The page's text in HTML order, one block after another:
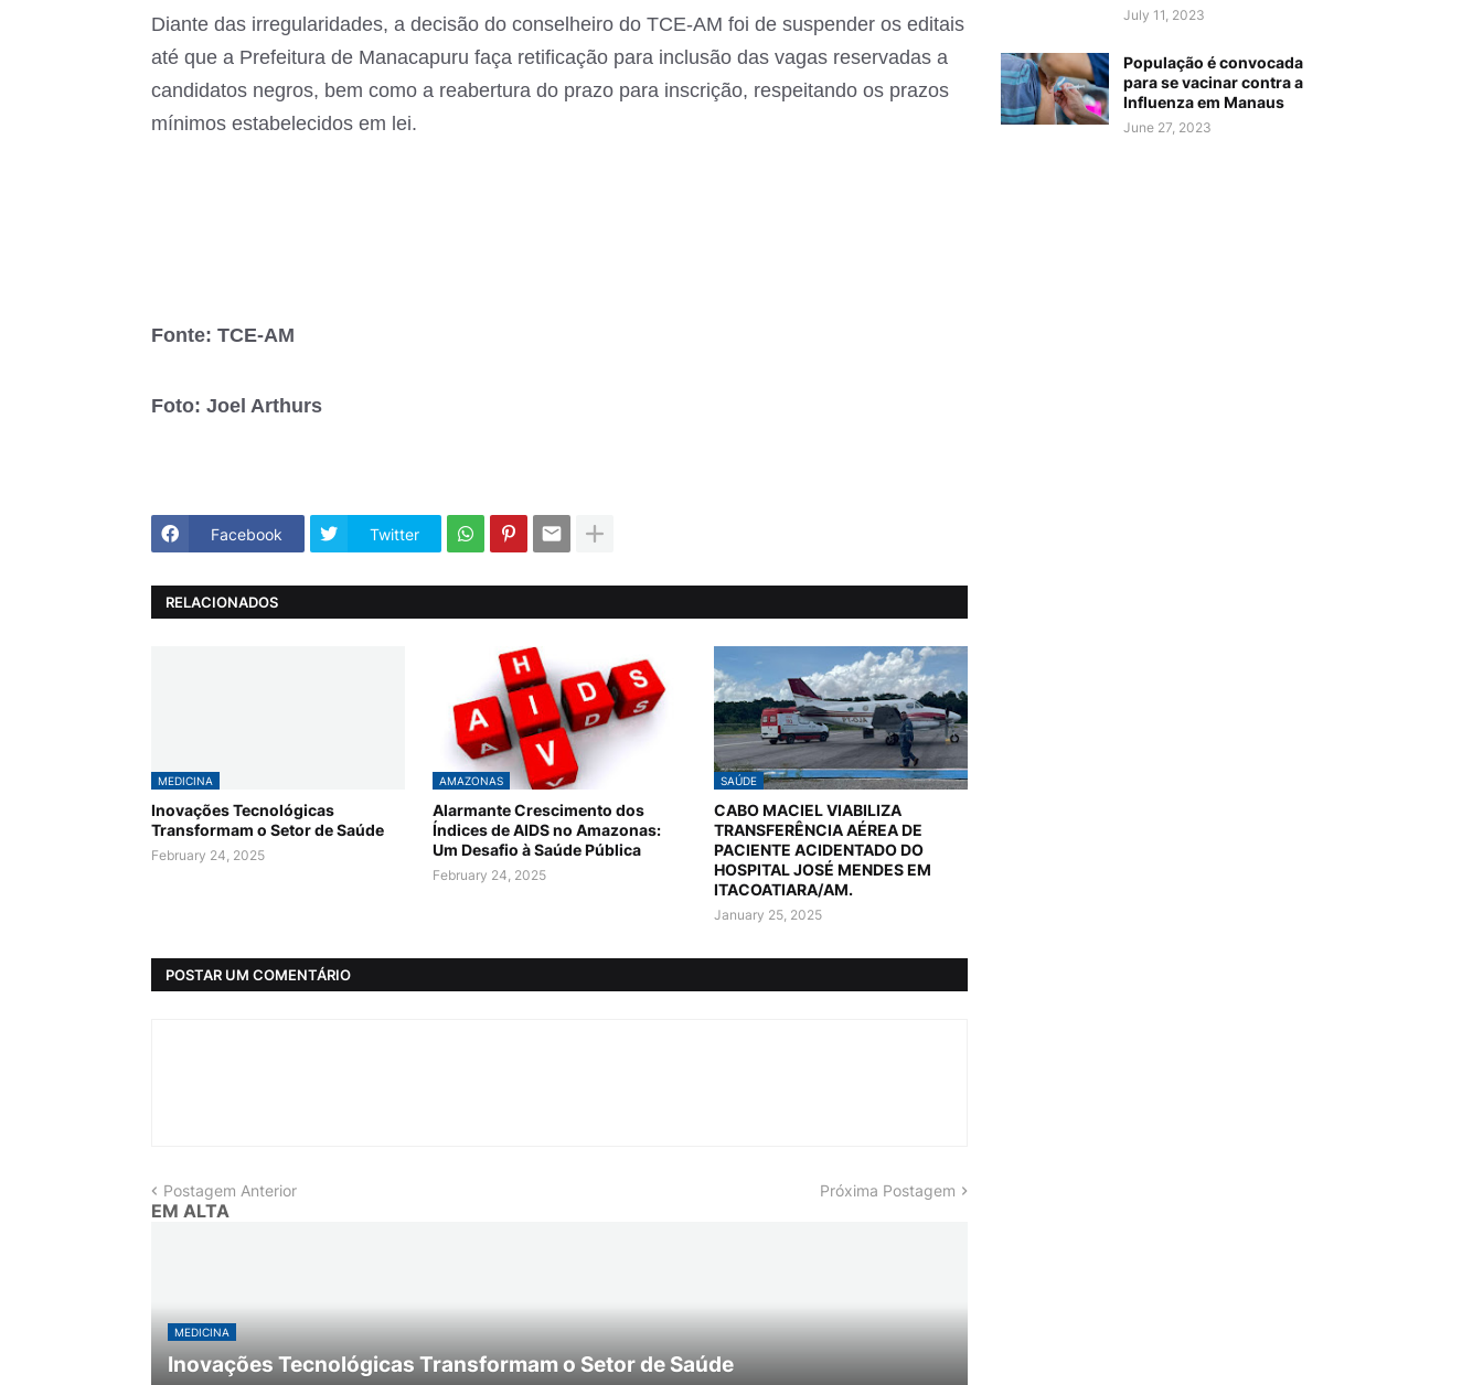
Diante das irregularidades, a decisão do conselheiro do TCE-AM foi de suspender os editais
até que a Prefeitura de Manacapuru faça retificação para inclusão das vagas reservadas a
candidatos negros, bem como a reabertura do prazo para inscrição, respeitando os prazos
mínimos estabelecidos em lei.
Fonte: TCE-AM
Foto: Joel Arthurs
Facebook Twitter
RELACIONADOS
MEDICINA
Inovações Tecnológicas
Transformam o Setor de Saúde
February 24, 2025
AMAZONAS
Alarmante Crescimento dos
Índices de AIDS no Amazonas:
Um Desafio à Saúde Pública
February 24, 2025
SAÚDE
CABO MACIEL VIABILIZA
TRANSFERÊNCIA AÉREA DE
PACIENTE ACIDENTADO DO
HOSPITAL JOSÉ MENDES EM
ITACOATIARA/AM.
January 25, 2025
POSTAR UM COMENTÁRIO
Postagem Anterior Próxima Postagem
EM ALTA
MEDICINA
Inovações Tecnológicas Transformam o Setor de Saúde
July 11, 2023
População é convocada
para se vacinar contra a
Influenza em Manaus
June 27, 2023